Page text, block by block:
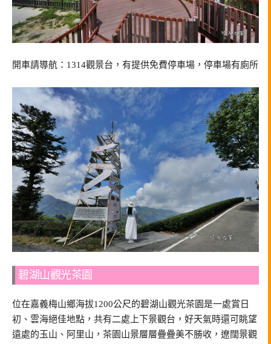
開車請導航：1314觀景台，有提供免費停車場，停車場有廁所
碧湖山觀光茶園
位在嘉義梅山鄉海拔1200公尺的碧湖山觀光茶園是一處賞日
初、雲海絕佳地點，共有二處上下景觀台，好天氣時還可眺望
遠處的玉山、阿里山，茶園山景層層疊疊美不勝收，遼闊景觀